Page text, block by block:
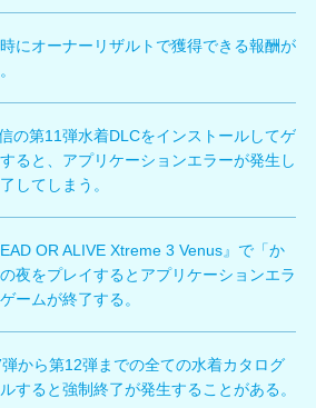
正常に表示されない
ラッピングの効果がなくなる
ウンロードをすることで、プレミアム引
枚獲得できます。
の通りです。
月14日～2016年7月20日
8月4日～2016年8月10日
のダウンロードとなるため、
。
も不具合として確認しております。現在
で対応しておりますので、修正の対応が
ートVer1.09にて修正しましたので、オ
お持ちの方は、ご適用ください。
にオーナーリザルトで獲得できる報酬が
の方は、ご適用ください。
にオーナーリザルトで獲得できる報酬
評価によっては意図せず少なくなってし
訳ございません。
の第11弾水着DLCをインストールしてゲ
ると、アプリケーションエラーが発生し
してしまう。
メス」のインストールについて、
レイした際にアプリケーション終了が発
確認しております。
て不具合が解消されることの確認が取れ
月7日(水)15:50に先行してVer1.10の配信
OR ALIVE Xtreme 3 Venus』で「か
夜をプレイするとアプリケーションエラ
ームが終了する。
をご適用ください。
から第12弾までの全ての水着カタログ
すると強制終了が発生することがある。